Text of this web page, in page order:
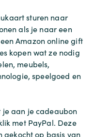
sturen naar
als je naar een
Amazon online gift
kopen wat ze nodig
meubels,
speelgoed en
aan je cadeaubon
met PayPal. Deze
gekocht op basis van